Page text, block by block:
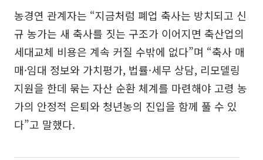
농경연 관계자는 “지금처럼 폐업 축사는 방치되고 신
규 농가는 새 축사를 짓는 구조가 이어지면 축산업의
세대교체 비용은 계속 커질 수밖에 없다”며 “축사 매
매·임대 정보와 가치평가, 법률·세무 상담, 리모델링
지원을 한데 묶는 자산 순환 체계를 마련해야 고령 농
가의 안정적 은퇴와 청년농의 진입을 함께 풀 수 있
다”고 말했다.